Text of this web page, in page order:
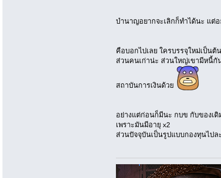
บำนาญอยากจะเลิกก็ทำได้นะ แต่
คือบอกไปเลย ใครบรรจุใหม่เป็นต้
ส่วนคนเก่าน่ะ ส่วนใหญ่เขามีหนี้กั
สถาบันการเงินด้วย
อย่างแต่ก่อนก็มีนะ กบข กับของเ
เพราะมันมีอายุ x2
ส่วนปัจจุบันเป็นรูปแบบกองทุนไป